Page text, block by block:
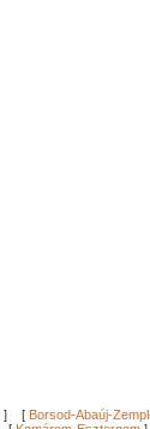
] [ Borsod-Abaúj-